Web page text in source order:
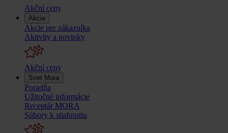
Akční ceny
Akcie
Akcie pre zákazníka
Aktivity a novinky
Akční ceny
Svet Mora
Poradňa
Užitočné informácie
Receptár MORA
Súbory k stiahnutiu